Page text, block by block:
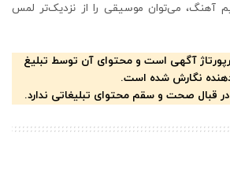
آهنگ، می‌توان موسیقی را از نزدیک‌تر لمس
آگهی است و محتوای آن توسط تبلیغ
نگارش شده است.
قبال صحت و سقم محتوای تبلیغاتی ندارد.